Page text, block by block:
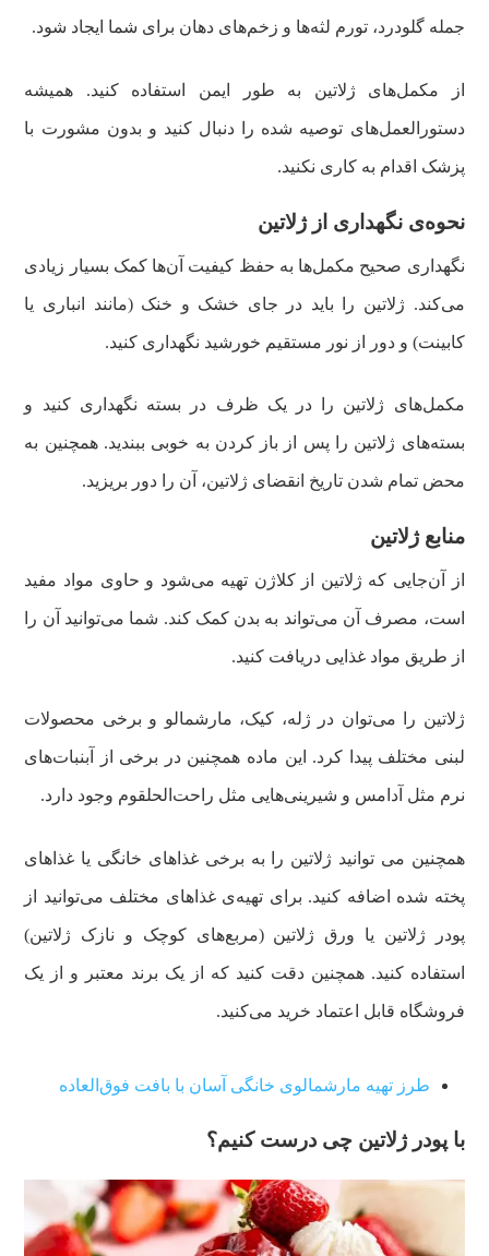
جمله گلودرد، تورم لثه‌ها و زخم‌های دهان برای شما ایجاد شود.
از مکمل‌های ژلاتین به طور ایمن استفاده کنید. همیشه
دستورالعمل‌های توصیه شده را دنبال کنید و بدون مشورت با
پزشک اقدام به کاری نکنید.
نحوه‌ی نگهداری از ژلاتین
نگهداری صحیح مکمل‌ها به حفظ کیفیت آن‌ها کمک بسیار زیادی
می‌کند. ژلاتین را باید در جای خشک و خنک (مانند انباری یا
کابینت) و دور از نور مستقیم خورشید نگهداری کنید.
مکمل‌های ژلاتین را در یک ظرف در بسته نگهداری کنید و
بسته‌های ژلاتین را پس از باز کردن به خوبی ببندید. همچنین به
محض تمام شدن تاریخ انقضای ژلاتین،‌ آن را دور بریزید.
منابع ژلاتین
از آن‌جایی که ژلاتین از کلاژن تهیه می‌شود و حاوی مواد مفید
است، مصرف آن می‌تواند به بدن کمک کند. شما می‌توانید آن را
از طریق مواد غذایی دریافت کنید.
ژلاتین را می‌توان در ژله، کیک، مارشمالو و برخی محصولات
لبنی مختلف پیدا کرد. این ماده همچنین در برخی از آبنبات‌های
نرم مثل آدامس و شیرینی‌هایی مثل راحت‌الحلقوم وجود دارد.
همچنین می توانید ژلاتین را به برخی غذاهای خانگی یا غذاهای
پخته شده اضافه کنید. برای تهیه‌ی غذاهای مختلف می‌توانید از
پودر ژلاتین یا ورق ژلاتین (مربع‌های کوچک و نازک ژلاتین)
استفاده کنید. همچنین دقت کنید که از یک برند معتبر و از یک
فروشگاه قابل اعتماد خرید می‌کنید.
طرز تهیه مارشمالوی خانگی آسان با بافت فوق‌العاده
با پودر ژلاتین چی درست کنیم؟